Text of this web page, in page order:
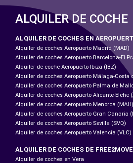
ALQUILER DE COCHE
ALQUILER DE COCHES EN
Alquiler de coches Aeropuerto Madrid (MAD)
Alquiler de coches Aeropuerto Barcelona-El
Alquiler de coche Aeropuerto Ibiza (IBZ)
Alquiler de coches Aeropuerto Málaga-Costa
Alquiler de coches Aeropuerto Palma de
Alquiler de coches Aeropuerto Alicante-Elche
Alquiler de coches Aeropuerto Menorca (MAH)
Alquiler de coches Aeropuerto Gran Canaria
Alquiler de coches Aeropuerto Sevilla (SVQ)
Alquiler de coches Aeropuerto Valencia (VLC)
ALQUILER DE COCHES DE FREE2MOVE
Alquiler de coches en Vera